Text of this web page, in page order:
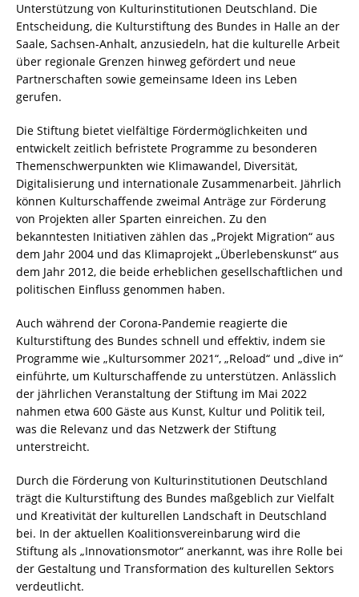
Unterstützung von Kulturinstitutionen Deutschland. Die
Entscheidung, die Kulturstiftung des Bundes in Halle an der
Saale, Sachsen-Anhalt, anzusiedeln, hat die kulturelle Arbeit
über regionale Grenzen hinweg gefördert und neue
Partnerschaften sowie gemeinsame Ideen ins Leben
gerufen.
Die Stiftung bietet vielfältige Fördermöglichkeiten und
entwickelt zeitlich befristete Programme zu besonderen
Themenschwerpunkten wie Klimawandel, Diversität,
Digitalisierung und internationale Zusammenarbeit. Jährlich
können Kulturschaffende zweimal Anträge zur Förderung
von Projekten aller Sparten einreichen. Zu den
bekanntesten Initiativen zählen das „Projekt Migration“ aus
dem Jahr 2004 und das Klimaprojekt „Überlebenskunst“ aus
dem Jahr 2012, die beide erheblichen gesellschaftlichen und
politischen Einfluss genommen haben.
Auch während der Corona-Pandemie reagierte die
Kulturstiftung des Bundes schnell und effektiv, indem sie
Programme wie „Kultursommer 2021“, „Reload“ und „dive in“
einführte, um Kulturschaffende zu unterstützen. Anlässlich
der jährlichen Veranstaltung der Stiftung im Mai 2022
nahmen etwa 600 Gäste aus Kunst, Kultur und Politik teil,
was die Relevanz und das Netzwerk der Stiftung
unterstreicht.
Durch die Förderung von Kulturinstitutionen Deutschland
trägt die Kulturstiftung des Bundes maßgeblich zur Vielfalt
und Kreativität der kulturellen Landschaft in Deutschland
bei. In der aktuellen Koalitionsvereinbarung wird die
Stiftung als „Innovationsmotor“ anerkannt, was ihre Rolle bei
der Gestaltung und Transformation des kulturellen Sektors
verdeutlicht.